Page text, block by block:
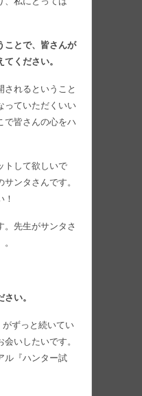
ことで、皆さんが
てください。
されるということ
っていただくいい
で皆さんの心をハ
トして欲しいで
ンタさんです。
！
。先生がサンタさ
い。
がずっと続いてい
いしたいです。
ル『ハンター試